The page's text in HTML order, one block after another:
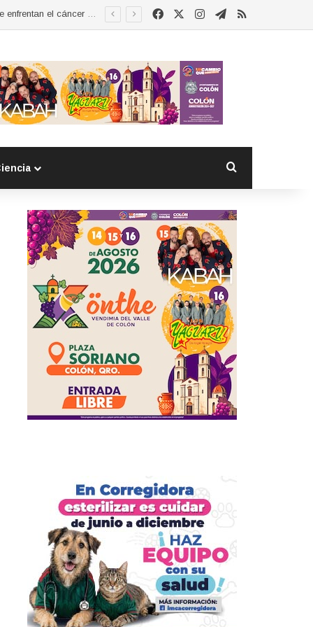
Esther Ramírez asume la presidencia de MUCCAM San Juan del Río y refrenda compromiso con mujeres que enfrentan el cáncer de mama FacebookInstagram
Telegram
RSS